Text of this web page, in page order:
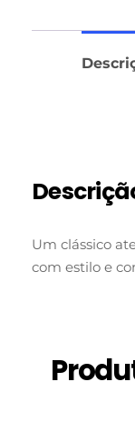
Um clássico
com estilo e